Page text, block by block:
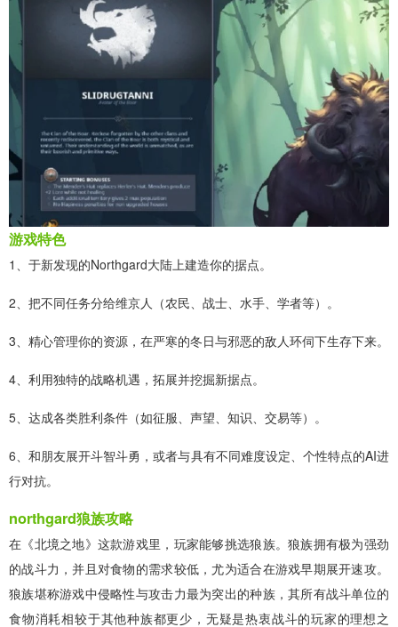
游戏特色
1、于新发现的Northgard大陆上建造你的据点。
2、把不同任务分给维京人（农民、战士、水手、学者等）。
3、精心管理你的资源，在严寒的冬日与邪恶的敌人环伺下生存下来。
4、利用独特的战略机遇，拓展并挖掘新据点。
5、达成各类胜利条件（如征服、声望、知识、交易等）。
6、和朋友展开斗智斗勇，或者与具有不同难度设定、个性特点的AI进
行对抗。
northgard狼族攻略
在《北境之地》这款游戏里，玩家能够挑选狼族。狼族拥有极为强劲
的战斗力，并且对食物的需求较低，尤为适合在游戏早期展开速攻。
狼族堪称游戏中侵略性与攻击力最为突出的种族，其所有战斗单位的
食物消耗相较于其他种族都更少，无疑是热衷战斗的玩家的理想之